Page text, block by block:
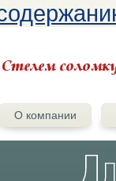
О компании